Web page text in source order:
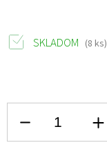
SKLADOM (8 ks)